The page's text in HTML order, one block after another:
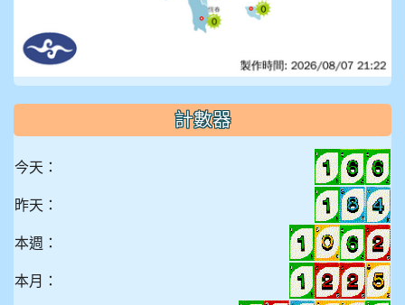
計數器
今天：
昨天：
本週：
本月：